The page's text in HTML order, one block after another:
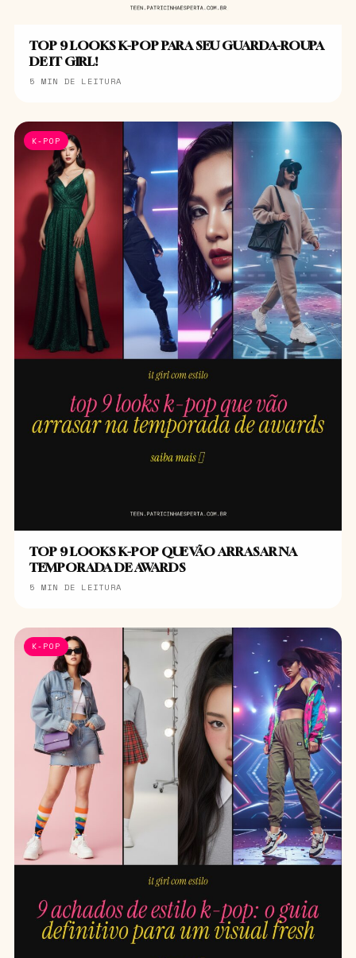
TOP 9 LOOKS K-POP PARA SEU GUARDA-ROUPA
DE IT GIRL!
5 MIN DE LEITURA
K-POP
TOP 9 LOOKS K-POP QUE VÃO ARRASAR NA
TEMPORADA DE AWARDS
5 MIN DE LEITURA
K-POP